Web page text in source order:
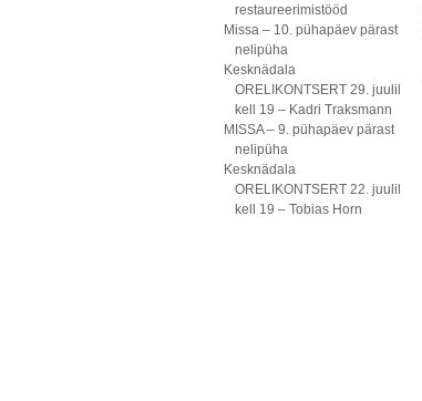
restaureerimistööd
Missa – 10. pühapäev pärast
nelipüha
Kesknädala
ORELIKONTSERT 29. juulil
kell 19 – Kadri Traksmann
MISSA – 9. pühapäev pärast
nelipüha
Kesknädala
ORELIKONTSERT 22. juulil
kell 19 – Tobias Horn